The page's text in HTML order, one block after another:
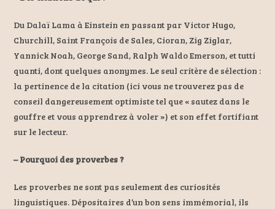
Du Dalaï Lama à Einstein en passant par Victor Hugo,
Churchill, Saint François de Sales, Cioran, Zig Ziglar,
Yannick Noah, George Sand, Ralph Waldo Emerson, et tutti
quanti, dont quelques anonymes. Le seul critère de sélection :
la pertinence de la citation (ici vous ne trouverez pas de
conseil dangereusement optimiste tel que « sautez dans le
gouffre et vous apprendrez à voler ») et son effet fortifiant
sur le lecteur.
– Pourquoi des proverbes ?
Les proverbes ne sont pas seulement des curiosités
linguistiques. Dépositaires d’un bon sens immémorial, ils